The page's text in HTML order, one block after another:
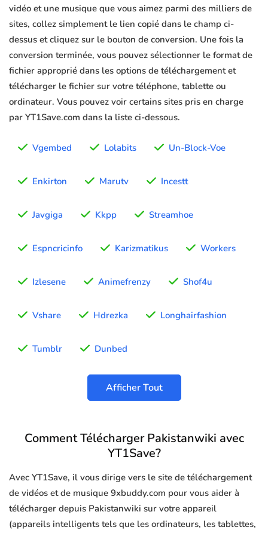
vidéo et une musique que vous aimez parmi des milliers de
sites, collez simplement le lien copié dans le champ ci-
dessus et cliquez sur le bouton de conversion. Une fois la
conversion terminée, vous pouvez sélectionner le format de
fichier approprié dans les options de téléchargement et
télécharger le fichier sur votre téléphone, tablette ou
ordinateur. Vous pouvez voir certains sites pris en charge
par YT1Save.com dans la liste ci-dessous.
Vgembed Lolabits Un-Block-Voe
Enkirton Marutv Incestt
Javgiga Kkpp Streamhoe
Espncricinfo Karizmatikus Workers
Izlesene Animefrenzy Shof4u
Vshare Hdrezka Longhairfashion
Tumblr Dunbed
Afficher Tout
Comment Télécharger Pakistanwiki avec
YT1Save?
Avec YT1Save, il vous dirige vers le site de téléchargement
de vidéos et de musique 9xbuddy.com pour vous aider à
télécharger depuis Pakistanwiki sur votre appareil
(appareils intelligents tels que les ordinateurs, les tablettes,